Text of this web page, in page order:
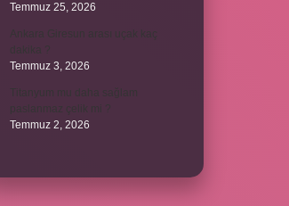
Temmuz 25, 2026
Ankara Giresun arası uçak kaç
dakika ?
Temmuz 3, 2026
Titanyum mu daha sağlam
paslanmaz çelik mi ?
Temmuz 2, 2026